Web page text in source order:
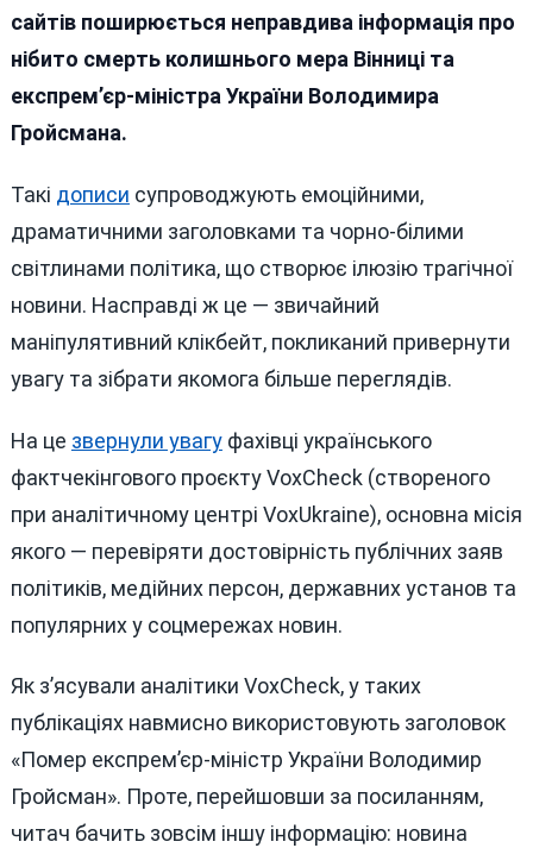
Смерть
Гройсмана
Виявилася
сайтів поширюється неправдива інформація про
нібито смерть колишнього мера Вінниці та
експрем’єр-міністра України Володимира
Гройсмана.
Такі дописи супроводжують емоційними,
драматичними заголовками та чорно-білими
світлинами політика, що створює ілюзію трагічної
новини. Насправді ж це — звичайний
маніпулятивний клікбейт, покликаний привернути
увагу та зібрати якомога більше переглядів.
На це звернули увагуфахівці українського
фактчекінгового проєкту VoxCheck (створеного
при аналітичному центрі VoxUkraine), основна місія
якого — перевіряти достовірність публічних заяв
політиків, медійних персон, державних установ та
популярних у соцмережах новин.
Як з’ясували аналітики VoxCheck, у таких
публікаціях навмисно використовують заголовок
«Помер експрем’єр-міністр України Володимир
Гройсман». Проте, перейшовши за посиланням,
читач бачить зовсім іншу інформацію: новина